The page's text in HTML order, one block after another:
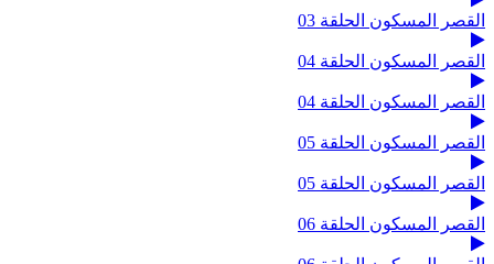
القصر المسكون الحلقة 03
القصر المسكون الحلقة 04
القصر المسكون الحلقة 04
القصر المسكون الحلقة 05
القصر المسكون الحلقة 05
القصر المسكون الحلقة 06